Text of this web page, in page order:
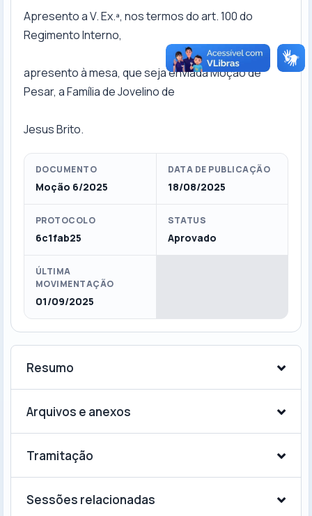
Apresento a V. Ex.ª, nos termos do art. 100 do
Regimento Interno,
apresento à mesa, que seja enviada Moção de
Pesar, a Família de Jovelino de
Jesus Brito.
DOCUMENTO
Moção 6/2025
DATA DE PUBLICAÇÃO
18/08/2025
PROTOCOLO
6c1fab25
STATUS
Aprovado
ÚLTIMA
MOVIMENTAÇÃO
01/09/2025
Resumo
Arquivos e anexos
Tramitação
Sessões relacionadas